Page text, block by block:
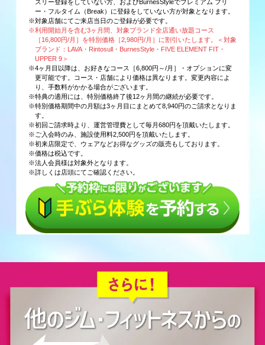
スリー登録をしていない方、およびBurnesStyleでプレミアム フリ
ー・フルタイム（Break）に登録をしていない方が対象となります。
※対象店舗にてご来店当日のご登録が必要です。
※利用開始月を含む3ヶ月間、対象ブランド全店通い放題コース
［16,800円/月］を特別価格［2,980円/月］に割引いたします。＜対象
ブランド：LAVA・Rintosull・BurnesStyle・FIVE ELEMENT FIT・
UPPER 9＞
※4ヶ月目以降は、お好きなコース［6,800円～/月］・オプションに変
更可能です。コース・店舗により価格は異なります。変更内容によ
り、手数料がかかる場合がございます。
※特典の適用には、特別価格終了後12ヶ月間の継続が必要です。
※特別価格期間中の月額は3ヶ月目にまとめて8,940円のご請求となりま
す。
※初回ご請求時より、運営管理費として毎月680円を頂戴いたします。
※ご入会時のみ、施設使用料2,500円を頂戴いたします。
※初来店限定で、ウェアなどお得なグッズの販売もしております。
※価格は税込です。
※法人会員様は対象外となります。
※詳しくは店頭にてご確認ください。